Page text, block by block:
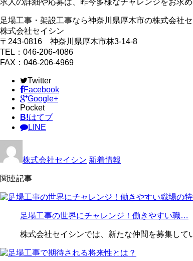
求人の詳細や応募は、昨今多様なチャレンジをお求
足場工事・架設工事なら神奈川県厚木市の株式会社
株式会社セイシン
〒243-0816 神奈川県厚木市林3-14-8
TEL：046-206-4086
FAX：046-206-4969
Twitter
Facebook
Google+
Pocket
B!はてブ
LINE
株式会社セイシン 新着情報
関連記事
足場工事の世界にチャレンジ！働きやすい職…
株式会社セイシンでは、新たな仲間を募集し